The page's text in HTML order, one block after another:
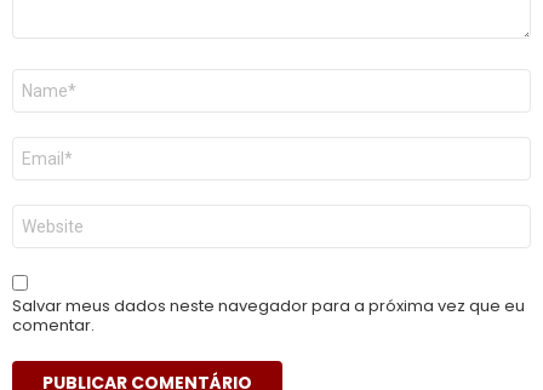
Nome
E-
mail
*
Site
Salvar meus dados neste navegador para a próxima vez que eu
comentar.